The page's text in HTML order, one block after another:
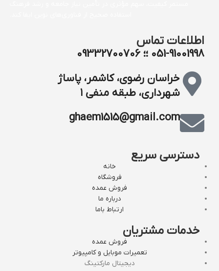
اطلاعات تماس
051-91001998 ؛؛ 09332700706
خراسان رضوی، کاشمر، پاساژ
شهرداری، طبقه منفی ۱
ghaem1515@gmail.com
دسترسی سریع
خانه
فروشگاه
فروش عمده
درباره ما
ارتباط باما
خدمات مشتریان
فروش عمده
تعمیرات موبایل و کامپیوتر
دیجیتال مارکتینگ